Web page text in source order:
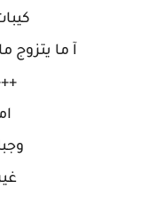
آ ما يتزوج